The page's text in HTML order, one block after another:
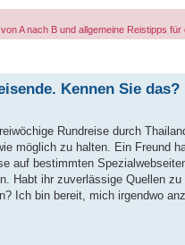
A nach B und allgemeine Reistipps
Kennen Sie das?
Rundreise durch
möglich zu halten. Ein Freund
auf bestimmten
Habt ihr zuverlässige Quellen
Ich bin bereit, mich irgendwo